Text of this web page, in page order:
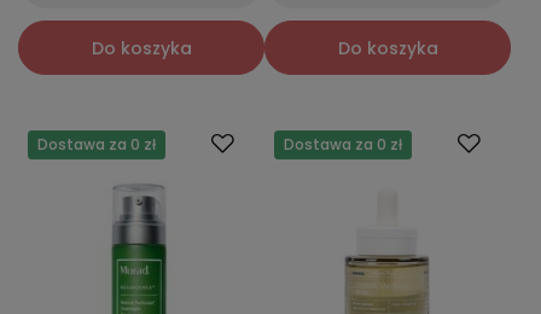
Do koszyka Do koszyka
Dostawa za 0 zł Dostawa za 0 zł